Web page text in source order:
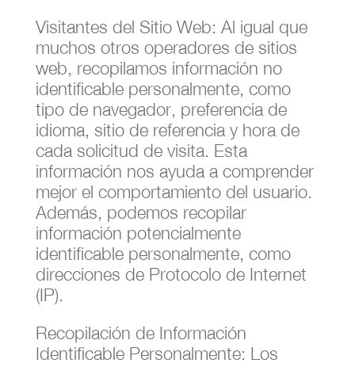
Visitantes del Sitio Web: Al igual que
muchos otros operadores de sitios
web, recopilamos información no
identificable personalmente, como
tipo de navegador, preferencia de
idioma, sitio de referencia y hora de
cada solicitud de visita. Esta
información nos ayuda a comprender
mejor el comportamiento del usuario.
Además, podemos recopilar
información potencialmente
identificable personalmente, como
direcciones de Protocolo de Internet
(IP).
Recopilación de Información
Identificable Personalmente: Los